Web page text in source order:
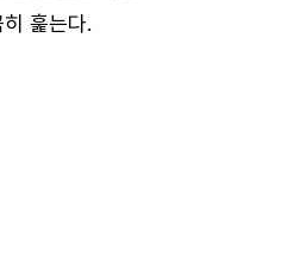
훑는다.